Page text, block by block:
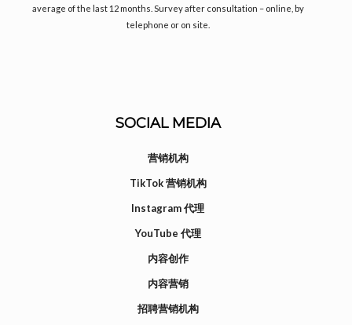
average of the last 12 months. Survey after consultation – online, by
telephone or on site.
SOCIAL MEDIA
营销机构
TikTok 营销机构
Instagram 代理
YouTube 代理
内容创作
内容营销
招聘营销机构